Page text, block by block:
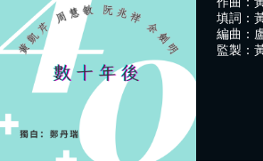
填詞：
編曲：
監製：